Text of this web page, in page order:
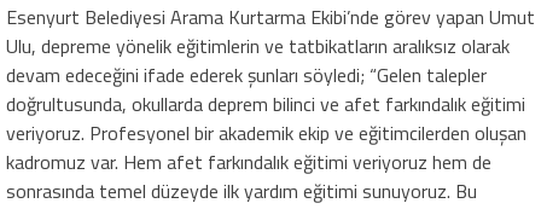
Esenyurt Belediyesi Arama Kurtarma Ekibi’nde görev yapan Umut
Ulu, depreme yönelik eğitimlerin ve tatbikatların aralıksız olarak
devam edeceğini ifade ederek şunları söyledi; “Gelen talepler
doğrultusunda, okullarda deprem bilinci ve afet farkındalık eğitimi
veriyoruz. Profesyonel bir akademik ekip ve eğitimcilerden oluşan
kadromuz var. Hem afet farkındalık eğitimi veriyoruz hem de
sonrasında temel düzeyde ilk yardım eğitimi sunuyoruz. Bu